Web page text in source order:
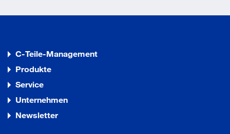
C-Teile-Management
Produkte
Service
Unternehmen
Newsletter